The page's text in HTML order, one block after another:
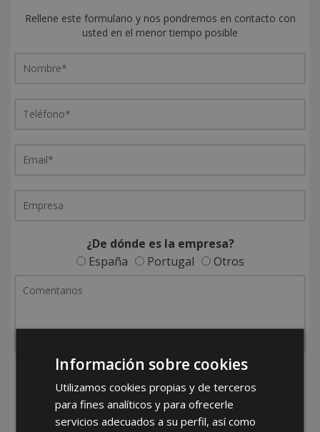
Rellene este formulario y nos pondremos en contacto con
usted en el menor tiempo posible
¿De dónde es la empresa?
España
Portugal Otros
Información sobre cookies
Utilizamos cookies propias y de terceros
para fines analíticos y para ofrecerle
servicios adecuados a su perfil, así como